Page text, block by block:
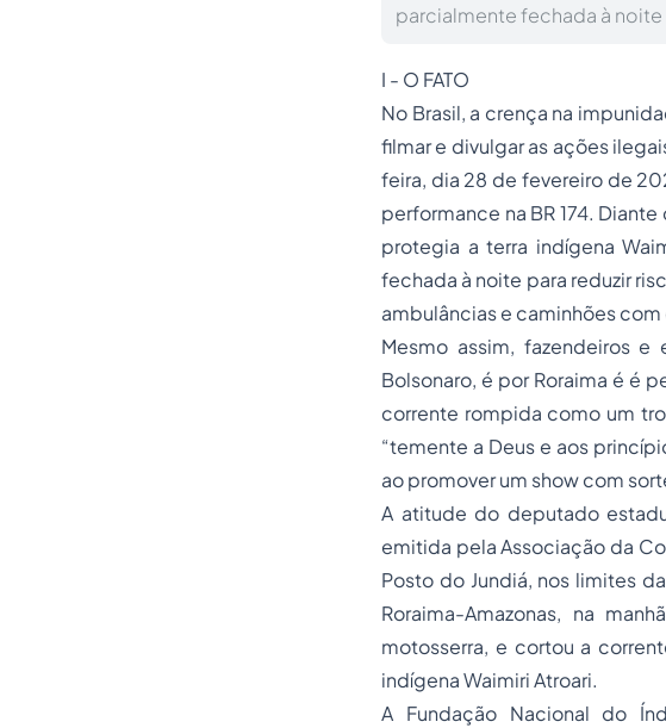
parcialmente fechada à
I - O FATO
No Brasil, a crença na
filmar e divulgar as ações
feira, dia 28 de fevereiro de
performance na BR 174.
protegia a terra indígena
fechada à noite para reduzir
ambulâncias e caminhões
Mesmo assim, fazendeiros
Bolsonaro, é por Roraima é é
corrente rompida como um
“temente a Deus e aos
ao promover um show com
A atitude do deputado
emitida pela Associação da
Posto do Jundiá, nos limites
Roraima-Amazonas, na
motosserra, e cortou a
indígena Waimiri Atroari.
A Fundação Nacional do